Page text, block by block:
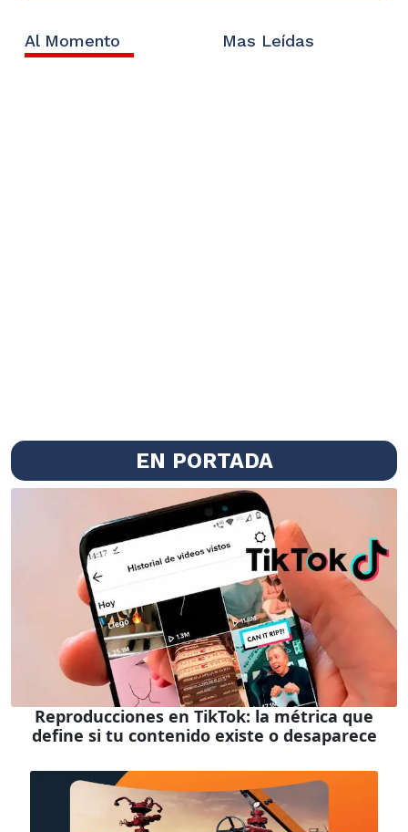
Al Momento Mas Leídas
EN PORTADA
Reproducciones en TikTok: la métrica que
define si tu contenido existe o desaparece